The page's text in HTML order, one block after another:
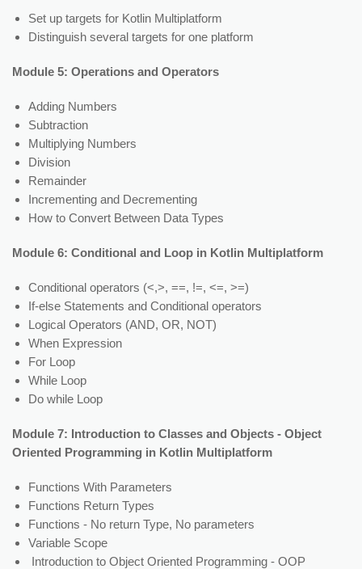
Set up targets for Kotlin Multiplatform
Distinguish several targets for one platform
Module 5: Operations and Operators
Adding Numbers
Subtraction
Multiplying Numbers
Division
Remainder
Incrementing and Decrementing
How to Convert Between Data Types
Module 6: Conditional and Loop in Kotlin Multiplatform
Conditional operators (<,>, ==, !=, <=, >=)
If-else Statements and Conditional operators
Logical Operators (AND, OR, NOT)
When Expression
For Loop
While Loop
Do while Loop
Module 7: Introduction to Classes and Objects - Object
Oriented Programming in Kotlin Multiplatform
Functions With Parameters
Functions Return Types
Functions - No return Type, No parameters
Variable Scope
Introduction to Object Oriented Programming - OOP